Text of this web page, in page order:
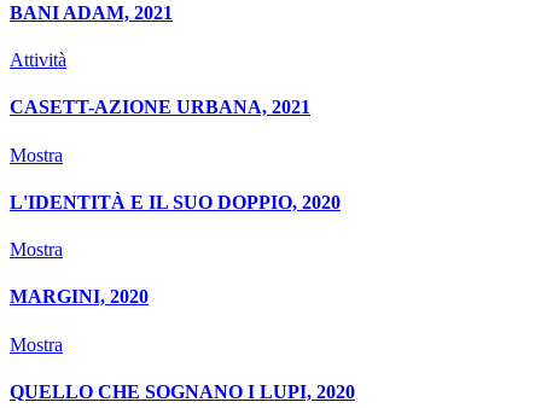
BANI ADAM, 2021
Attività
CASETT-AZIONE URBANA, 2021
Mostra
L'IDENTITÀ E IL SUO DOPPIO, 2020
Mostra
MARGINI, 2020
Mostra
QUELLO CHE SOGNANO I LUPI, 2020